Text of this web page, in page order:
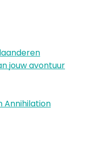
jouw avontuur
Annihilation